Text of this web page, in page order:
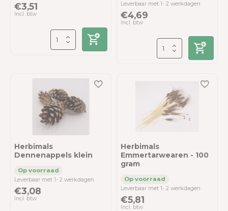
€3,51
Incl. btw
Leverbaar met 1- 2 werkdagen
€4,69
Incl. btw
Herbimals
Dennenappels klein
Leverbaar met 1- 2 werkdagen
€3,08
Incl. btw
Herbimals
Emmertarwearen - 100
gram
Leverbaar met 1- 2 werkdagen
€5,81
Incl. btw